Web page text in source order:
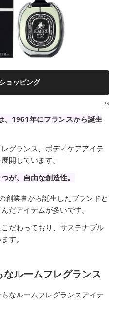
ョッピング
PR
1961年にフランスから誕生
グランス、ボディケアアイテ
開しています。
が、自由な創造性。
創業者から誕生したブランドと
だアイテムが多いです。
だわっており、サステナブル
す。
ルームフレグランス
なルームフレグランスアイテ